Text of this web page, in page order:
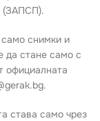
(ЗАПСП).
снимки и
да стане само с
официалната
става само чрез